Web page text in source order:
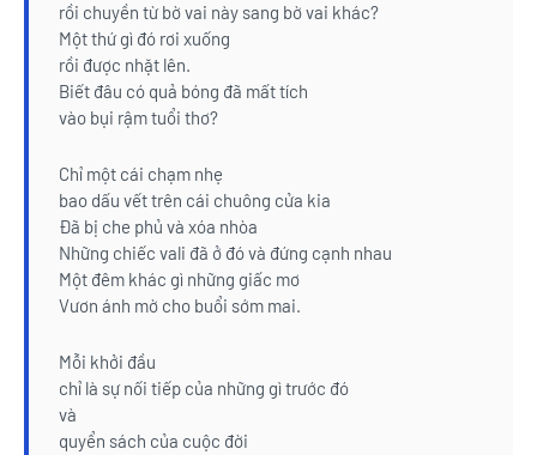
rồi chuyền từ bờ vai này sang bờ vai khác?
Một thứ gì đó rơi xuống
rồi được nhặt lên.
Biết đâu có quả bóng đã mất tích
vào bụi rậm tuổi thơ?
Chỉ một cái chạm nhẹ
bao dấu vết trên cái chuông cửa kia
Đã bị che phủ và xóa nhòa
Những chiếc vali đã ở đó và đứng cạnh nhau
Một đêm khác gì những giấc mơ
Vươn ánh mờ cho buổi sớm mai.
Mỗi khởi đầu
chỉ là sự nối tiếp của những gì trước đó
và
quyển sách của cuộc đời